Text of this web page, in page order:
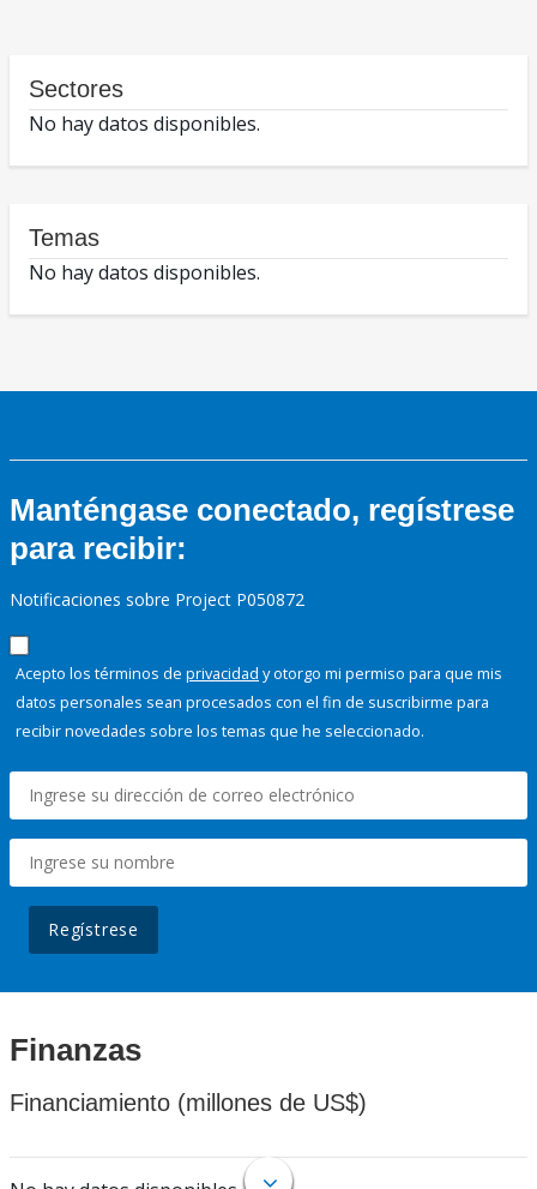
Sectores
No hay datos disponibles.
Temas
No hay datos disponibles.
Manténgase conectado, regístrese
para recibir:
Notificaciones sobre Project P050872
Acepto los términos de privacidad y otorgo mi permiso para que mis
datos personales sean procesados con el fin de suscribirme para
recibir novedades sobre los temas que he seleccionado.
Regístrese
Finanzas
Financiamiento (millones de US$)